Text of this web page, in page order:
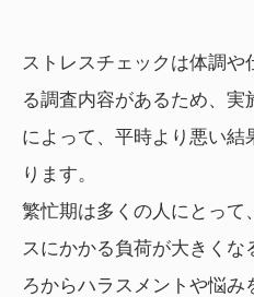
ストレスチェックは体調や
る調査内容があるため、
によって、平時より悪い結
ります。
繁忙期は多くの人にとって
スにかかる負荷が大きく
ろからハラスメントや悩